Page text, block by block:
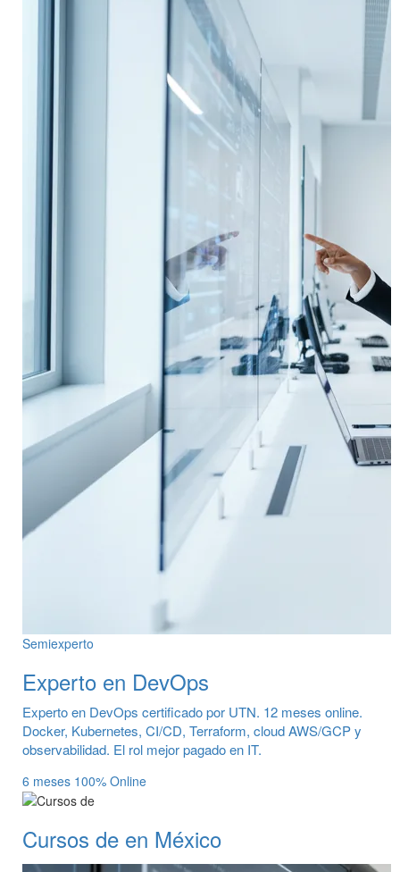
Semiexperto
Experto en DevOps
Experto en DevOps certificado por UTN. 12 meses online.
Docker, Kubernetes, CI/CD, Terraform, cloud AWS/GCP y
observabilidad. El rol mejor pagado en IT.
6 meses 100% Online
Cursos de en México